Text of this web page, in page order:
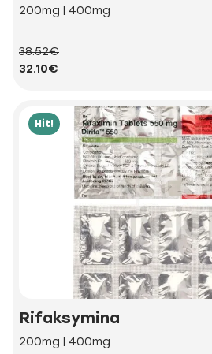
200mg | 400mg
38.52€
32.10€
Hit!
Rifaksymina
200mg | 400mg